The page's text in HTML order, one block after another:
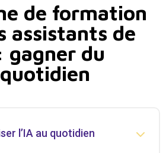
de formation
assistants de
du
l’IA au quotidien